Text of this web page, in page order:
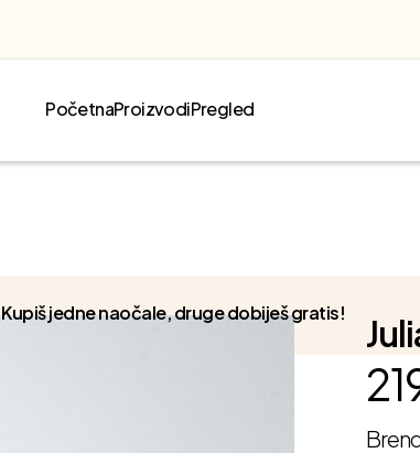
PočetnaProizvodiPregled
Kupiš jedne naočale, druge dobiješ gratis!